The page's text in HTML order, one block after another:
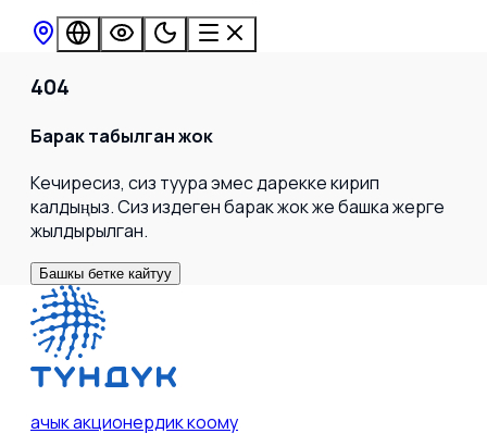
404
Барак табылган жок
Кечиресиз, сиз туура эмес дарекке кирип
калдыңыз. Сиз издеген барак жок же башка жерге
жылдырылган.
Башкы бетке кайтуу
ачык акционердик коому